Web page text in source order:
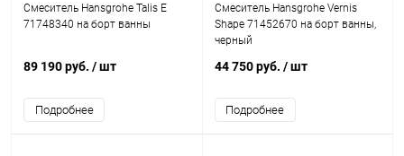
Смеситель Hansgrohe Talis E
71748340 на борт ванны
89 190 руб. / шт
Подробнее
Смеситель Hansgrohe Vernis
Shape 71452670 на борт ванны,
черный
44 750 руб. / шт
Подробнее